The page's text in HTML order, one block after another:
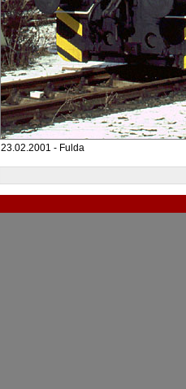
23.02.2001 - Fulda